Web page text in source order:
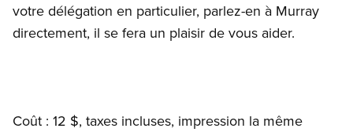
votre délégation en particulier, parlez-en à Murray
directement, il se fera un plaisir de vous aider.
Coût : 12 $, taxes incluses, impression la même